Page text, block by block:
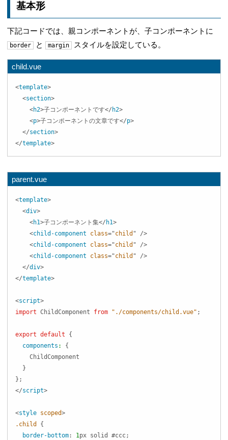
基本形
下記コードでは、親コンポーネントが、子コンポーネントに
border と margin スタイルを設定している。
child.vue
<template>
<section>
<h2>子コンポーネントです</ h2>
<p>子コンポーネントの文章です</p>
</section>
</template>
parent.vue
<template>
<div>
<h1>子コンポーネント集</ h1>
<child-component class="child "
/>
<child-component class="child "
/>
<child-component class="child "
/>
</div>
</template>
<script>
import ChildComponent from "./components/child.vue" ;
export default
{
components :
{
ChildComponent
}
} ;
</script>
<style scoped>
.child
{
border-bottom: 1px solid #ccc;